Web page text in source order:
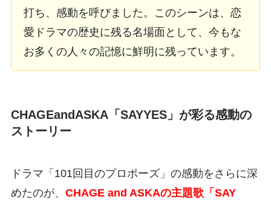
打ち、感動を呼びました。このシーンは、恋
愛ドラマの歴史に残る名場面として、今もな
お多くの人々の記憶に鮮明に残っています。
CHAGEandASKA「SAYYES」が彩る感動の
ストーリー
ドラマ「101回目のプロポーズ」の感動をさらに深
めたのが、 CHAGE and ASKAの主題歌「SAY